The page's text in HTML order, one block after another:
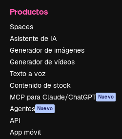
Productos
Spaces
Asistente de IA
Generador de imágenes
Generador de vídeos
Texto a voz
Contenido de stock
MCP para Claude/ChatGPT Nuevo
Agentes Nuevo
API
App móvil